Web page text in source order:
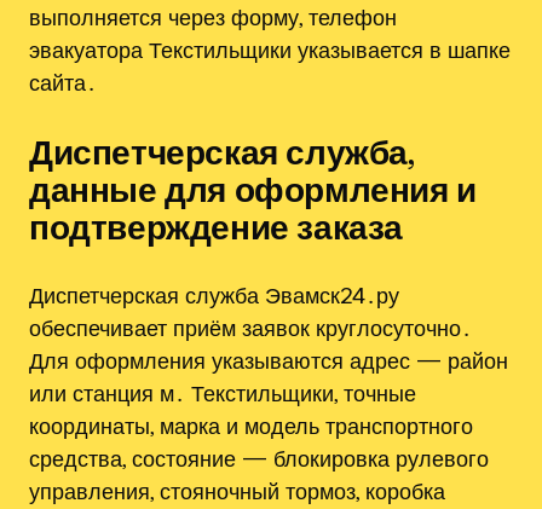
выполняется через форму, телефон
эвакуатора Текстильщики указывается в шапке
сайта․
Диспетчерская служба,
данные для оформления и
подтверждение заказа
Диспетчерская служба Эвамск24․ру
обеспечивает приём заявок круглосуточно․
Для оформления указываются адрес — район
или станция м․ Текстильщики, точные
координаты, марка и модель транспортного
средства, состояние — блокировка рулевого
управления, стояночный тормоз, коробка